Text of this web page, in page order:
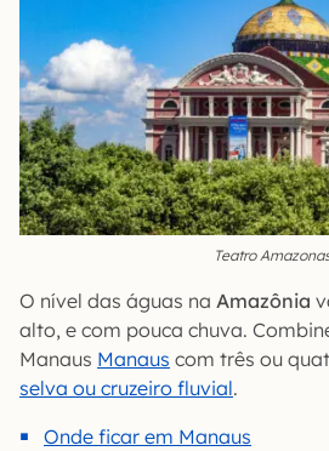
Teatro
O nível das águas na Amazônia
alto, e com pouca chuva.
Manaus Manaus com três ou
selva ou cruzeiro fluvial.
Onde ficar em Manaus